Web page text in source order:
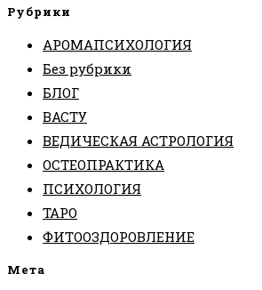
Рубрики
АРОМАПСИХОЛОГИЯ
Без рубрики
БЛОГ
ВАСТУ
ВЕДИЧЕСКАЯ АСТРОЛОГИЯ
ОСТЕОПРАКТИКА
ПСИХОЛОГИЯ
ТАРО
ФИТООЗДОРОВЛЕНИЕ
Мета